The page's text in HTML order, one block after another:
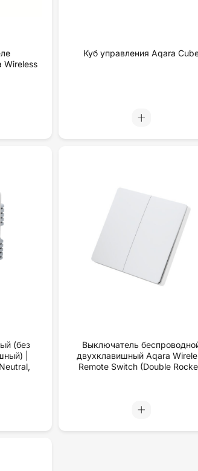
Wireless
Куб управления Aqara
(без
|
Выключатель
двухклавишный Aqara
Remote Switch (Double